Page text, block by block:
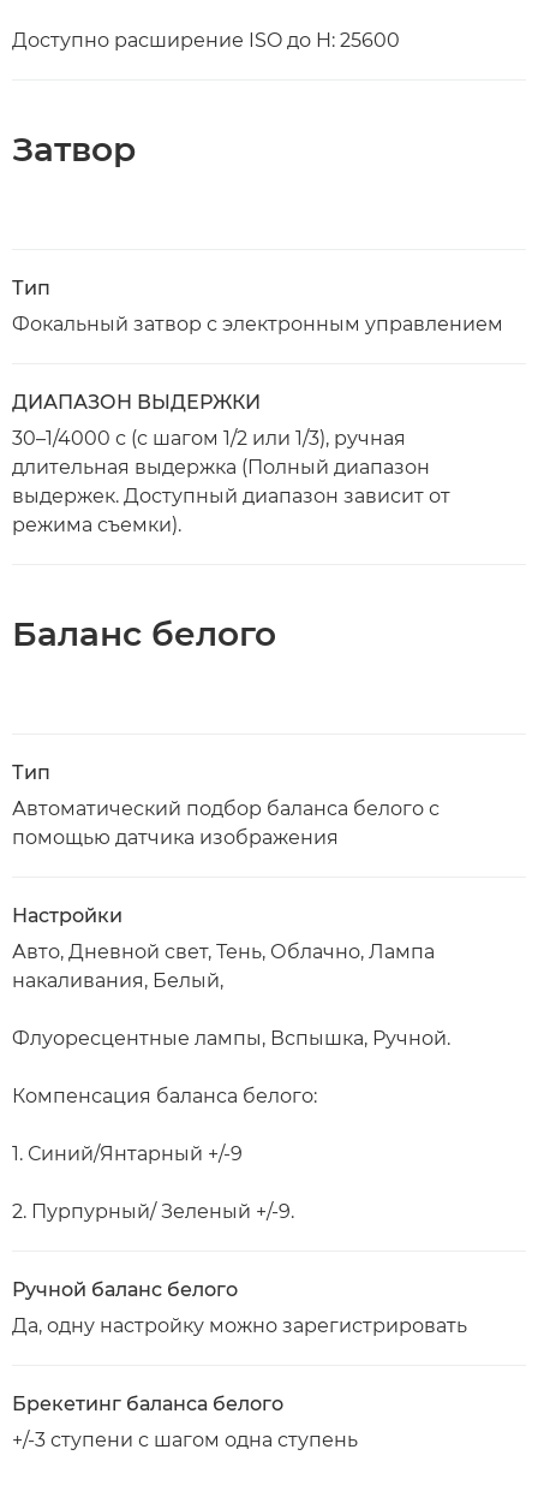
Доступно расширение ISO до H: 25600
Затвор
Тип
Фокальный затвор с электронным управлением
ДИАПАЗОН ВЫДЕРЖКИ
30–1/4000 с (с шагом 1/2 или 1/3), ручная
длительная выдержка (Полный диапазон
выдержек. Доступный диапазон зависит от
режима съемки).
Баланс белого
Тип
Автоматический подбор баланса белого с
помощью датчика изображения
Настройки
Авто, Дневной свет, Тень, Облачно, Лампа
накаливания, Белый,
Флуоресцентные лампы, Вспышка, Ручной.
Компенсация баланса белого:
1. Синий/Янтарный +/-9
2. Пурпурный/ Зеленый +/-9.
Ручной баланс белого
Да, одну настройку можно зарегистрировать
Брекетинг баланса белого
+/-3 ступени с шагом одна ступень